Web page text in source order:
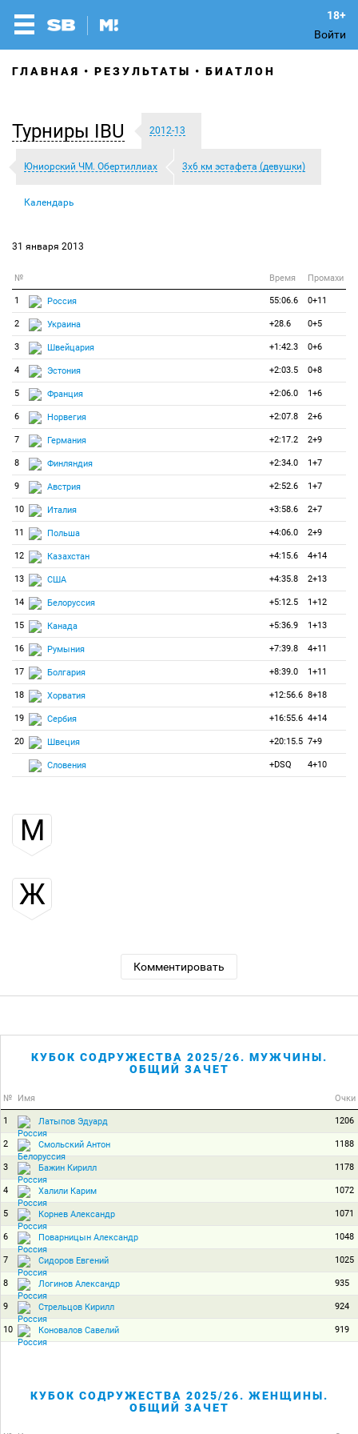
Войти
ГЛАВНАЯ РЕЗУЛЬТАТЫ БИАТЛОН
Турниры IBU 2012-13
Юниорский ЧМ. Обертиллиах 3х6 км эстафета (девушки)
Календарь
31 января 2013
№ Время Промахи
1 Россия 55:06.6 0+11
2 Украина +28.6 0+5
3 Швейцария +1:42.3 0+6
4 Эстония +2:03.5 0+8
5 Франция +2:06.0 1+6
6 Норвегия +2:07.8 2+6
7 Германия +2:17.2 2+9
8 Финляндия +2:34.0 1+7
9 Австрия +2:52.6 1+7
10 Италия +3:58.6 2+7
11 Польша +4:06.0 2+9
12 Казахстан +4:15.6 4+14
13 США +4:35.8 2+13
14 Белоруссия +5:12.5 1+12
15 Канада +5:36.9 1+13
16 Румыния +7:39.8 4+11
17 Болгария +8:39.0 1+11
18 Хорватия +12:56.6 8+18
19 Сербия +16:55.6 4+14
20 Швеция +20:15.5 7+9
Словения +DSQ 4+10
М
Ж
Комментировать
КУБОК СОДРУЖЕСТВА 2025/26. МУЖЧИНЫ.
ОБЩИЙ ЗАЧЕТ
№ Имя Очки
1 Латыпов Эдуард 1206
2 Смольский Антон 1188
3 Бажин Кирилл 1178
4 Халили Карим 1072
5 Корнев Александр 1071
6 Поварницын Александр 1048
7 Сидоров Евгений 1025
8 Логинов Александр 935
9 Стрельцов Кирилл 924
10 Коновалов Савелий 919
КУБОК СОДРУЖЕСТВА 2025/26. ЖЕНЩИНЫ.
ОБЩИЙ ЗАЧЕТ